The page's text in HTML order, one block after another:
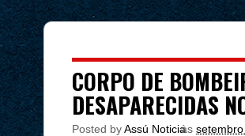
CORPO DE
DESAPARECIDAS
Posted byAssú Noticia
às